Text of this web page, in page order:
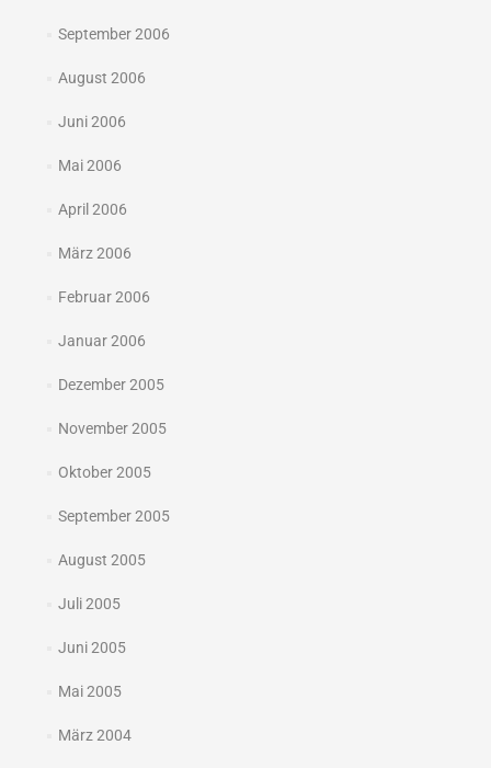
September 2006
August 2006
Juni 2006
Mai 2006
April 2006
März 2006
Februar 2006
Januar 2006
Dezember 2005
November 2005
Oktober 2005
September 2005
August 2005
Juli 2005
Juni 2005
Mai 2005
März 2004